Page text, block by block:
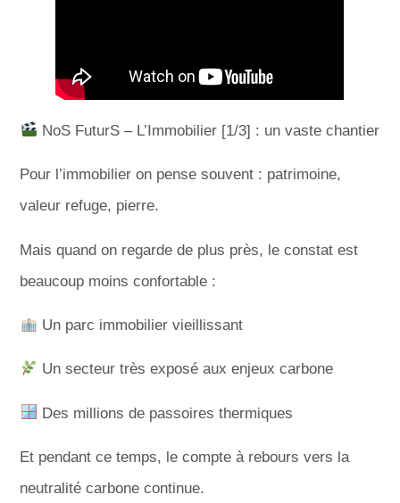
NoS FuturS – L’Immobilier [1/3] : un vaste chantier
Pour l’immobilier on pense souvent : patrimoine,
valeur refuge, pierre.
Mais quand on regarde de plus près, le constat est
beaucoup moins confortable :
Un parc immobilier vieillissant
Un secteur très exposé aux enjeux carbone
Des millions de passoires thermiques
Et pendant ce temps, le compte à rebours vers la
neutralité carbone continue.